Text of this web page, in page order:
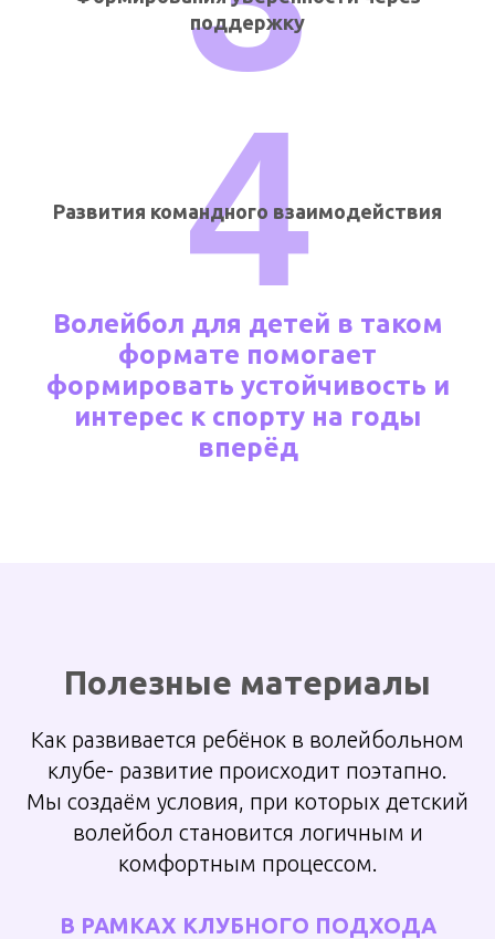
поддержку
Развития командного взаимодействия
4
Волейбол для детей в таком
формате помогает
формировать устойчивость и
интерес к спорту на годы
вперёд
Полезные материалы
Как развивается ребёнок в волейбольном
клубе- развитие происходит поэтапно.
Мы создаём условия, при которых детский
волейбол становится логичным и
комфортным процессом.
В РАМКАХ КЛУБНОГО ПОДХОДА